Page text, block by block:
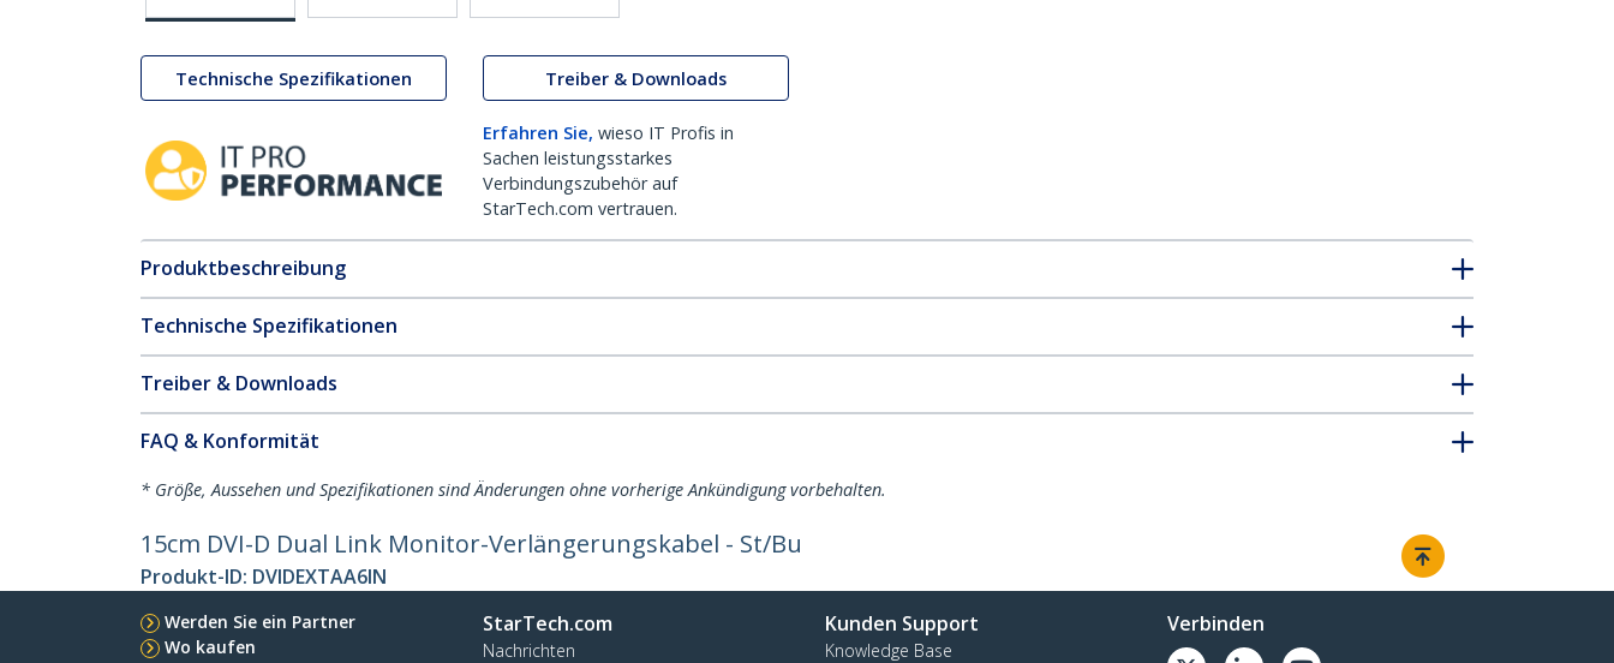
Technische Spezifikationen Treiber & Downloads
Erfahren Sie, wieso IT Profis in
Sachen leistungsstarkes
Verbindungszubehör auf
StarTech.com vertrauen.
Produktbeschreibung
Technische Spezifikationen
Treiber & Downloads
FAQ & Konformität
* Größe, Aussehen und Spezifikationen sind Änderungen ohne vorherige Ankündigung vorbehalten.
15cm DVI-D Dual Link Monitor-Verlängerungskabel - St/Bu
Produkt-ID: DVIDEXTAA6IN
Werden Sie ein Partner
Wo kaufen
StarTech.com
Nachrichten
Kunden Support
Knowledge Base
Verbinden